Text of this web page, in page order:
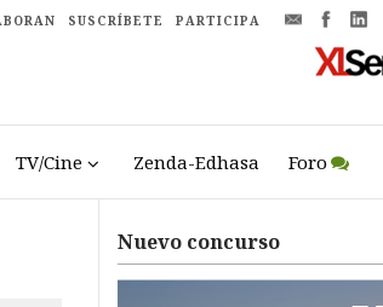
SUSCRÍBETE PARTICIPA
TV/Cine Zenda-Edhasa Foro
Nuevo concurso